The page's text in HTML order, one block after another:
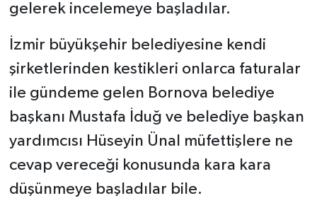
gelerek incelemeye başladılar.
İzmir büyükşehir belediyesine kendi
şirketlerinden kestikleri onlarca faturalar
ile gündeme gelen Bornova belediye
başkanı Mustafa İduğ ve belediye başkan
yardımcısı Hüseyin Ünal müfettişlere ne
cevap vereceği konusunda kara kara
düşünmeye başladılar bile.